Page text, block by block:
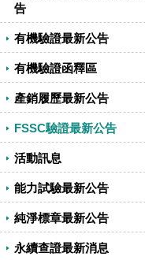
告
有機驗證最新公告
有機驗證函釋區
產銷履歷最新公告
FSSC驗證最新公告
活動訊息
能力試驗最新公告
純淨標章最新公告
永續查證最新消息